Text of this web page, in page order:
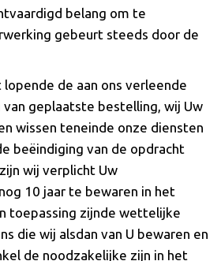
belang om te
gebeurt steeds door de
de aan ons verleende
geplaatste bestelling, wij Uw
wissen teneinde onze diensten
beëindiging van de opdracht
wij verplicht Uw
10 jaar te bewaren in het
toepassing zijnde wettelijke
die wij alsdan van U bewaren en
de noodzakelijke zijn in het